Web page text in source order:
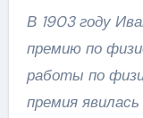
В 1903 году
премию по
работы по
премия